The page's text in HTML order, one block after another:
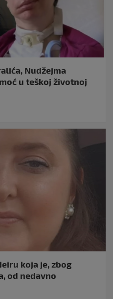
Nudžejma
u teškoj životnoj
koja je, zbog
od nedavno